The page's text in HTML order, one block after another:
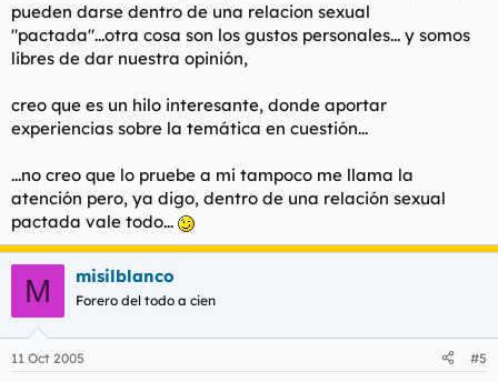
pueden darse dentro de una relacion sexual
"pactada"...otra cosa son los gustos personales... y somos
libres de dar nuestra opinión,
creo que es un hilo interesante, donde aportar
experiencias sobre la temática en cuestión...
...no creo que lo pruebe a mi tampoco me llama la
atención pero, ya digo, dentro de una relación sexual
pactada vale todo...
M misilblanco
Forero del todo a cien
11 Oct 2005 #5